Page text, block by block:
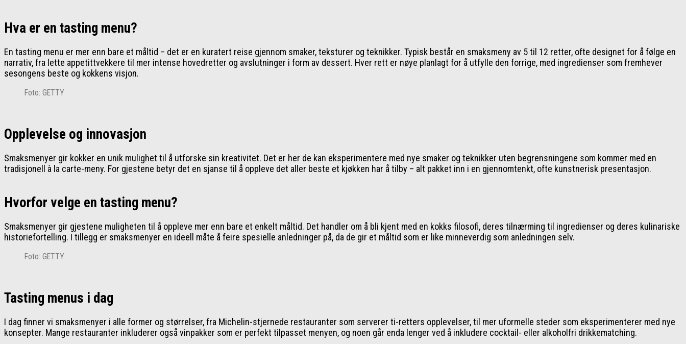
Hva er en tasting menu?
En tasting menu er mer enn bare et måltid – det er en kuratert reise gjennom smaker, teksturer og teknikker. Typisk består en smaksmeny av 5 til 12 retter, ofte designet for å følge en
narrativ, fra lette appetittvekkere til mer intense hovedretter og avslutninger i form av dessert. Hver rett er nøye planlagt for å utfylle den forrige, med ingredienser som fremhever
sesongens beste og kokkens visjon.
Foto: GETTY
Opplevelse og innovasjon
Smaksmenyer gir kokker en unik mulighet til å utforske sin kreativitet. Det er her de kan eksperimentere med nye smaker og teknikker uten begrensningene som kommer med en
tradisjonell à la carte-meny. For gjestene betyr det en sjanse til å oppleve det aller beste et kjøkken har å tilby – alt pakket inn i en gjennomtenkt, ofte kunstnerisk presentasjon.
Hvorfor velge en tasting menu?
Smaksmenyer gir gjestene muligheten til å oppleve mer enn bare et enkelt måltid. Det handler om å bli kjent med en kokks filosofi, deres tilnærming til ingredienser og deres kulinariske
historiefortelling. I tillegg er smaksmenyer en ideell måte å feire spesielle anledninger på, da de gir et måltid som er like minneverdig som anledningen selv.
Foto: GETTY
Tasting menus i dag
I dag finner vi smaksmenyer i alle former og størrelser, fra Michelin-stjernede restauranter som serverer ti-retters opplevelser, til mer uformelle steder som eksperimenterer med nye
konsepter. Mange restauranter inkluderer også vinpakker som er perfekt tilpasset menyen, og noen går enda lenger ved å inkludere cocktail- eller alkoholfri drikkematching.